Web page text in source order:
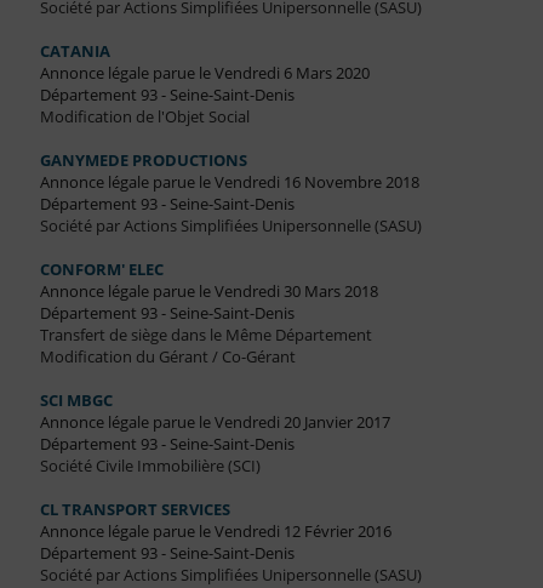
Société par Actions Simplifiées Unipersonnelle (SASU)
CATANIA
Annonce légale parue le Vendredi 6 Mars 2020
Département 93 - Seine-Saint-Denis
Modification de l'Objet Social
GANYMEDE PRODUCTIONS
Annonce légale parue le Vendredi 16 Novembre 2018
Département 93 - Seine-Saint-Denis
Société par Actions Simplifiées Unipersonnelle (SASU)
CONFORM' ELEC
Annonce légale parue le Vendredi 30 Mars 2018
Département 93 - Seine-Saint-Denis
Transfert de siège dans le Même Département
Modification du Gérant / Co-Gérant
SCI MBGC
Annonce légale parue le Vendredi 20 Janvier 2017
Département 93 - Seine-Saint-Denis
Société Civile Immobilière (SCI)
CL TRANSPORT SERVICES
Annonce légale parue le Vendredi 12 Février 2016
Département 93 - Seine-Saint-Denis
Société par Actions Simplifiées Unipersonnelle (SASU)